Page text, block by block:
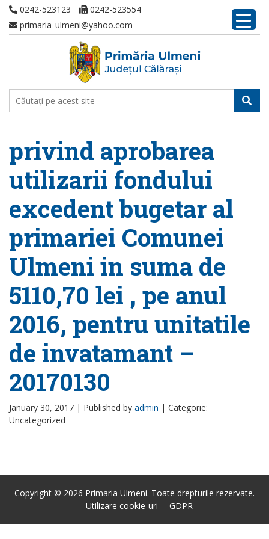
0242-523123
0242-523554
primaria_ulmeni@yahoo.com
privind aprobarea
utilizarii fondului
excedent bugetar al
primariei Comunei
Ulmeni in suma de
5110,70 lei , pe anul
2016, pentru unitatile
de invatamant –
20170130
January 30, 2017 | Published by admin | Categorie:
Uncategorized
Copyright © 2026 Primaria Ulmeni. Toate drepturile rezervate.
Utilizare cookie-uri
GDPR